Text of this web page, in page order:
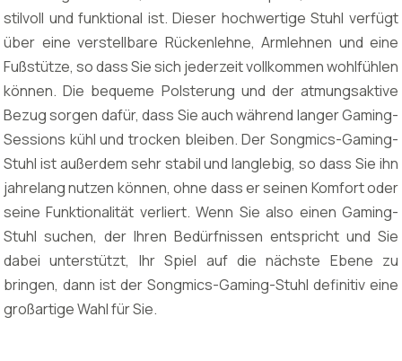
stilvoll und funktional ist. Dieser hochwertige Stuhl verfügt
über eine verstellbare Rückenlehne, Armlehnen und eine
Fußstütze, so dass Sie sich jederzeit vollkommen wohlfühlen
können. Die bequeme Polsterung und der atmungsaktive
Bezug sorgen dafür, dass Sie auch während langer Gaming-
Sessions kühl und trocken bleiben. Der Songmics-Gaming-
Stuhl ist außerdem sehr stabil und langlebig, so dass Sie ihn
jahrelang nutzen können, ohne dass er seinen Komfort oder
seine Funktionalität verliert. Wenn Sie also einen Gaming-
Stuhl suchen, der Ihren Bedürfnissen entspricht und Sie
dabei unterstützt, Ihr Spiel auf die nächste Ebene zu
bringen, dann ist der Songmics-Gaming-Stuhl definitiv eine
großartige Wahl für Sie.